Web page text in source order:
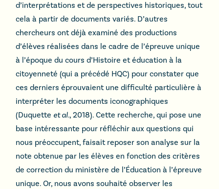
d’interprétations et de perspectives historiques, tout
cela à partir de documents variés. D’autres
chercheurs ont déjà examiné des productions
d’élèves réalisées dans le cadre de l’épreuve unique
à l’époque du cours d’Histoire et éducation à la
citoyenneté (qui a précédé HQC) pour constater que
ces derniers éprouvaient une difficulté particulière à
interpréter les documents iconographiques
(Duquette et al., 2018). Cette recherche, qui pose une
base intéressante pour réfléchir aux questions qui
nous préoccupent, faisait reposer son analyse sur la
note obtenue par les élèves en fonction des critères
de correction du ministère de l’Éducation à l’épreuve
unique. Or, nous avons souhaité observer les